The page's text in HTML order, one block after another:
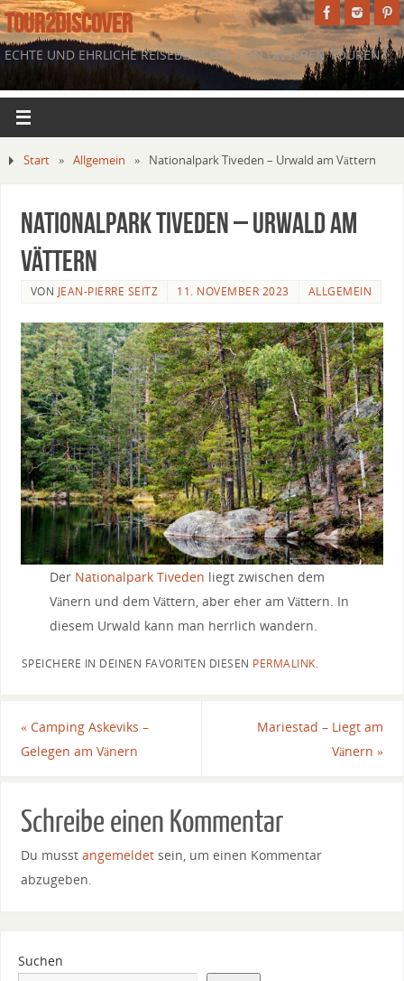
TOUR2DISCOVER
ECHTE UND EHRLICHE REISEBERICHTE VON UNSEREN TOUREN.
Start » Allgemein » Nationalpark Tiveden – Urwald am Vättern
Nationalpark Tiveden – Urwald am
Vättern
VON JEAN-PIERRE SEITZ 11. NOVEMBER 2023 ALLGEMEIN
Der Nationalpark Tiveden liegt zwischen dem
Vänern und dem Vättern, aber eher am Vättern. In
diesem Urwald kann man herrlich wandern.
SPEICHERE IN DEINEN FAVORITEN DIESEN PERMALINK.
«Camping Askeviks –
Gelegen am Vänern
Mariestad – Liegt am
Vänern»
Schreibe einen Kommentar
Du musst angemeldetsein, um einen Kommentar
abzugeben.
Suchen